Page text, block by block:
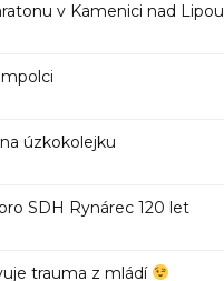
v Kamenici nad Lipou
úzkokolejku
SDH Rynárec 120 let
trauma z mládí